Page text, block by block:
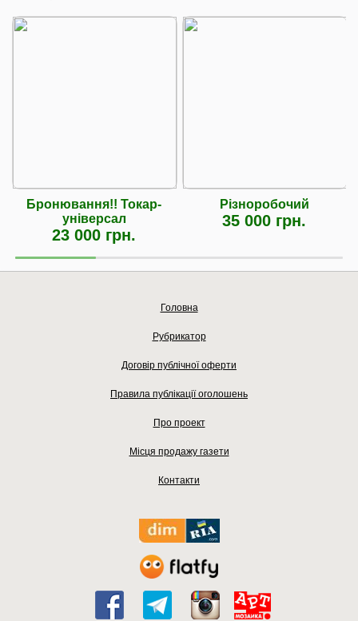
Бронювання!! Токар-
універсал
23 000 грн.
Різноробочий
35 000 грн.
Головна
Рубрикатор
Договір публічної оферти
Правила публікації оголошень
Про проект
Місця продажу газети
Контакти